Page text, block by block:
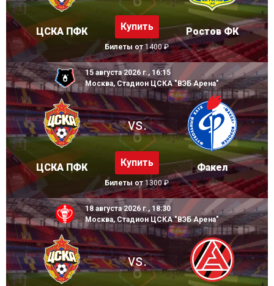
ЦСКА ПФК Купить
Билеты от1400 ₽
Ростов ФК
15 августа 2026 г., 16:15
Москва, Стадион ЦСКА "ВЭБ Арена"
ЦСКА ПФК
vs.
Купить
Билеты от1300 ₽
Факел
18 августа 2026 г., 18:30
Москва, Стадион ЦСКА "ВЭБ Арена"
vs.